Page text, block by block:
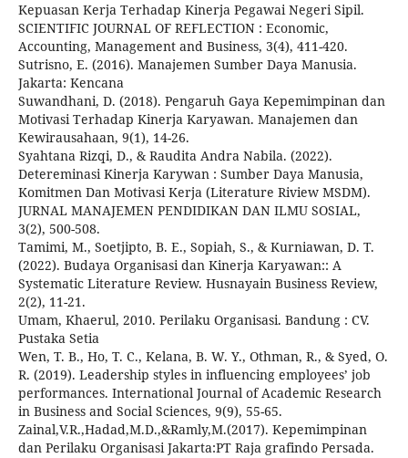
Kepuasan Kerja Terhadap Kinerja Pegawai Negeri Sipil.
SCIENTIFIC JOURNAL OF REFLECTION : Economic,
Accounting, Management and Business, 3(4), 411-420.
Sutrisno, E. (2016). Manajemen Sumber Daya Manusia.
Jakarta: Kencana
Suwandhani, D. (2018). Pengaruh Gaya Kepemimpinan dan
Motivasi Terhadap Kinerja Karyawan. Manajemen dan
Kewirausahaan, 9(1), 14-26.
Syahtana Rizqi, D., & Raudita Andra Nabila. (2022).
Detereminasi Kinerja Karywan : Sumber Daya Manusia,
Komitmen Dan Motivasi Kerja (Literature Riview MSDM).
JURNAL MANAJEMEN PENDIDIKAN DAN ILMU SOSIAL,
3(2), 500-508.
Tamimi, M., Soetjipto, B. E., Sopiah, S., & Kurniawan, D. T.
(2022). Budaya Organisasi dan Kinerja Karyawan:: A
Systematic Literature Review. Husnayain Business Review,
2(2), 11-21.
Umam, Khaerul, 2010. Perilaku Organisasi. Bandung : CV.
Pustaka Setia
Wen, T. B., Ho, T. C., Kelana, B. W. Y., Othman, R., & Syed, O.
R. (2019). Leadership styles in influencing employees’ job
performances. International Journal of Academic Research
in Business and Social Sciences, 9(9), 55-65.
Zainal,V.R.,Hadad,M.D.,&Ramly,M.(2017). Kepemimpinan
dan Perilaku Organisasi Jakarta:PT Raja grafindo Persada.